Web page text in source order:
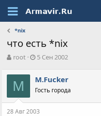
*nix
что есть *nix
А
т
о
р
т
е
root
Д
а
н
ч
5 Сен 2002
M M.Fucker
Гость города
28 Авг 2003